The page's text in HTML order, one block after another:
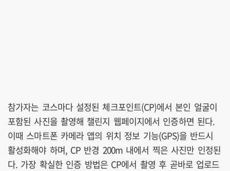
참가자는 코스마다 설정된 체크포인트(CP)에서 본인 얼굴이
포함된 사진을 촬영해 챌린지 웹페이지에서 인증하면 된다.
이때 스마트폰 카메라 앱의 위치 정보 기능(GPS)을 반드시
활성화해야 하며, CP 반경 200m 내에서 찍은 사진만 인정된
다. 가장 확실한 인증 방법은 CP에서 촬영 후 곧바로 업로드